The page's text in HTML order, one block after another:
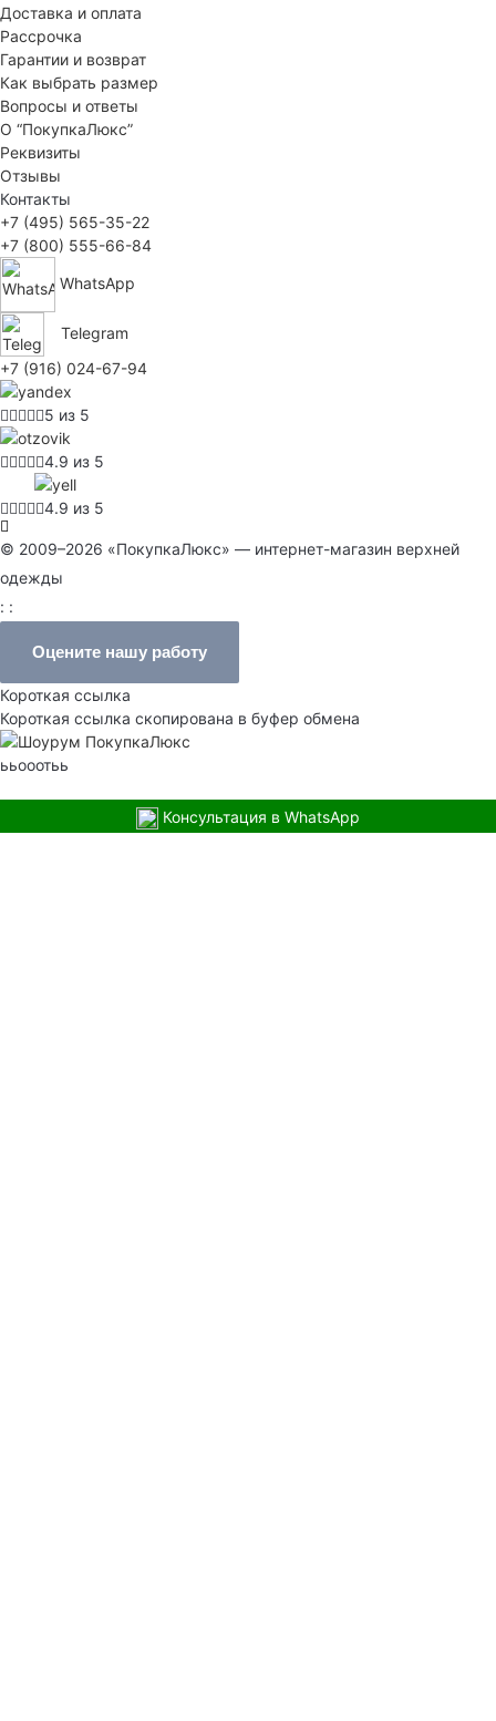
Доставка и оплата
Рассрочка
Гарантии и возврат
Как выбрать размер
Вопросы и ответы
О “ПокупкаЛюкс”
Реквизиты
Отзывы
Контакты
+7 (495) 565-35-22
+7 (800) 555-66-84
WhatsApp
Telegram
+7 (916) 024-67-94
5 из 5
4.9 из 5
4.9 из 5
© 2009–2026 «ПокупкаЛюкс» — интернет-магазин верхней
одежды
: :
Оцените нашу работу
Короткая ссылка
Короткая ссылка скопирована в буфер обмена
ььооотьь
Консультация в WhatsApp